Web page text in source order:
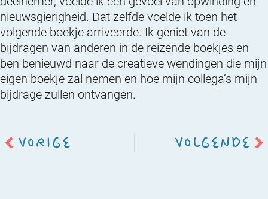
nieuwsgierigheid. Dat zelfde voelde ik toen het
volgende boekje arriveerde. Ik geniet van de
bijdragen van anderen in de reizende boekjes en
ben benieuwd naar de creatieve wendingen die mijn
eigen boekje zal nemen en hoe mijn collega’s mijn
bijdrage zullen ontvangen.
VORIGE VOLGENDE